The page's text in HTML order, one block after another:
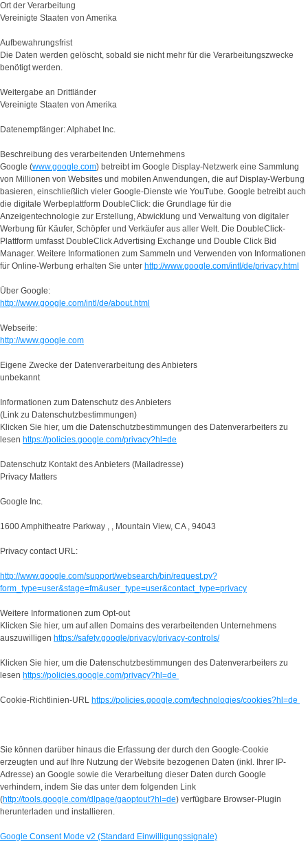
Ort der Verarbeitung
Vereinigte Staaten von Amerika
Aufbewahrungsfrist
Die Daten werden gelöscht, sobald sie nicht mehr für die Verarbeitungszwecke
benötigt werden.
Weitergabe an Drittländer
Vereinigte Staaten von Amerika
Datenempfänger: Alphabet Inc.
Beschreibung des verarbeitenden Unternehmens
Google (www.google.com) betreibt im Google Display-Netzwerk eine Sammlung
von Millionen von Websites und mobilen Anwendungen, die auf Display-Werbung
basieren, einschließlich vieler Google-Dienste wie YouTube. Google betreibt auch
die digitale Werbeplattform DoubleClick: die Grundlage für die
Anzeigentechnologie zur Erstellung, Abwicklung und Verwaltung von digitaler
Werbung für Käufer, Schöpfer und Verkäufer aus aller Welt. Die DoubleClick-
Plattform umfasst DoubleClick Advertising Exchange und Double Click Bid
Manager. Weitere Informationen zum Sammeln und Verwenden von Informationen
für Online-Werbung erhalten Sie unter http://www.google.com/intl/de/privacy.html
Über Google:
http://www.google.com/intl/de/about.html
Webseite:
http://www.google.com
Eigene Zwecke der Datenverarbeitung des Anbieters
unbekannt
Informationen zum Datenschutz des Anbieters
(Link zu Datenschutzbestimmungen)
Klicken Sie hier, um die Datenschutzbestimmungen des Datenverarbeiters zu
lesen https://policies.google.com/privacy?hl=de
Datenschutz Kontakt des Anbieters (Mailadresse)
Privacy Matters
Google Inc.
1600 Amphitheatre Parkway , , Mountain View, CA , 94043
Privacy contact URL:
http://www.google.com/support/websearch/bin/request.py?
form_type=user&stage=fm&user_type=user&contact_type=privacy
Weitere Informationen zum Opt-out
Klicken Sie hier, um auf allen Domains des verarbeitenden Unternehmens
auszuwilligen https://safety.google/privacy/privacy-controls/
Klicken Sie hier, um die Datenschutzbestimmungen des Datenverarbeiters zu
lesen https://policies.google.com/privacy?hl=de
Cookie-Richtlinien-URL https://policies.google.com/technologies/cookies?hl=de
Sie können darüber hinaus die Erfassung der durch den Google-Cookie
erzeugten und auf Ihre Nutzung der Website bezogenen Daten (inkl. Ihrer IP-
Adresse) an Google sowie die Verarbeitung dieser Daten durch Google
verhindern, indem Sie das unter dem folgenden Link
(http://tools.google.com/dlpage/gaoptout?hl=de) verfügbare Browser-Plugin
herunterladen und installieren.
Google Consent Mode v2 (Standard Einwilligungssignale)